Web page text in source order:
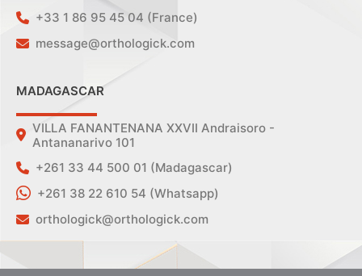
+33 1 86 95 45 04 (France)
message@orthologick.com
MADAGASCAR
VILLA FANANTENANA XXVII Andraisoro -
Antananarivo 101
+261 33 44 500 01 (Madagascar)
+261 38 22 610 54 (Whatsapp)
orthologick@orthologick.com